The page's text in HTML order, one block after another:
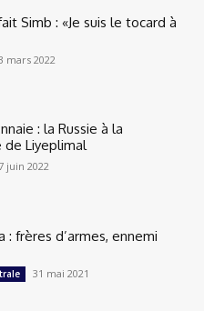
Simb : «Je suis le tocard à
mars 2022
: la Russie à la
de Liyeplimal
7 juin 2022
: frères d’armes, ennemi
31 mai 2021